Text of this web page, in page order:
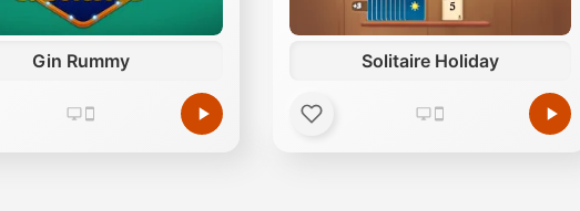
Gin Rummy Solitaire Holiday